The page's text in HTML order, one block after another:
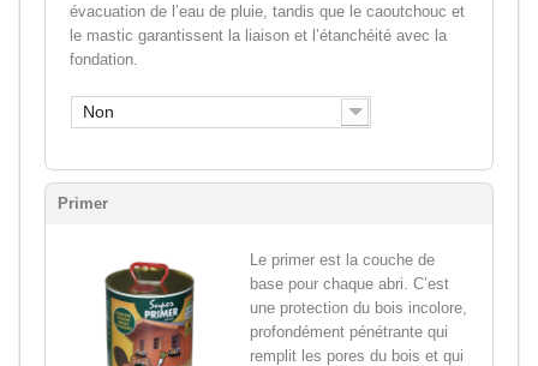
évacuation de l’eau de pluie, tandis que le caoutchouc et
le mastic garantissent la liaison et l’étanchéité avec la
fondation.
Non
Primer
Le primer est la couche de
base pour chaque abri. C’est
une protection du bois incolore,
profondément pénétrante qui
remplit les pores du bois et qui